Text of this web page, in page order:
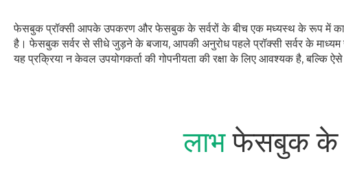
फेसबुक प्रॉक्सी आपके उपकरण और फेसबुक के सर्वरों के बीच एक मध्यस्थ के रूप में काम
है। फेसबुक सर्वर से सीधे जुड़ने के बजाय, आपकी अनुरोध पहले प्रॉक्सी सर्वर के
यह प्रक्रिया न केवल उपयोगकर्ता की गोपनीयता की रक्षा के लिए आवश्यक है,
लाभ फेसबुक के